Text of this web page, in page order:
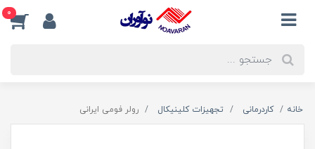
0
خانه کاردرمانی تجهیزات کلینیکال رولر فومی ایرانی